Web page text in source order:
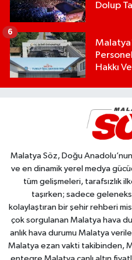
Dolup
Hakkı
6
Malatya Söz, Doğu
ve en dinamik yerel medya
tüm gelişmeleri, tarafsızlık
taşırken; sadece
kolaylaştıran bir şehir rehberi
çok sorgulanan Malatya hava
anlık hava durumu Malatya
Malatya ezan vakti takibinden,